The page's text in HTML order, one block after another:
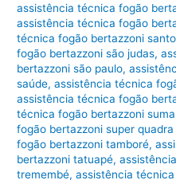
assistência técnica fogão
assistência técnica fogão
técnica fogão bertazzoni
fogão bertazzoni são judas,
bertazzoni são paulo,
saúde,assistência técnica
assistência técnica fogão
técnica fogão bertazzoni
fogão bertazzoni super
fogão bertazzoni tamboré,
bertazzoni tatuapé,
tremembé,assistência